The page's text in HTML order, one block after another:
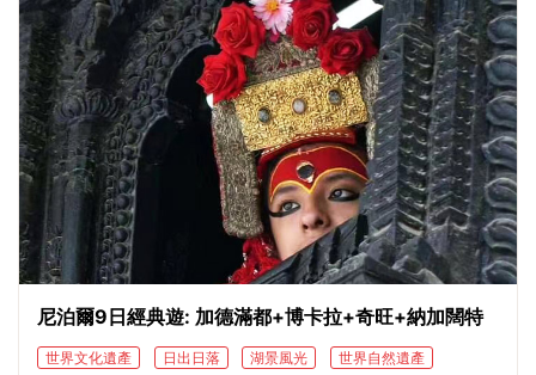
尼泊爾9日經典遊: 加德滿都+博卡拉+奇旺+納加闊特
世界文化遺產 日出日落 湖景風光
世界自然遺產